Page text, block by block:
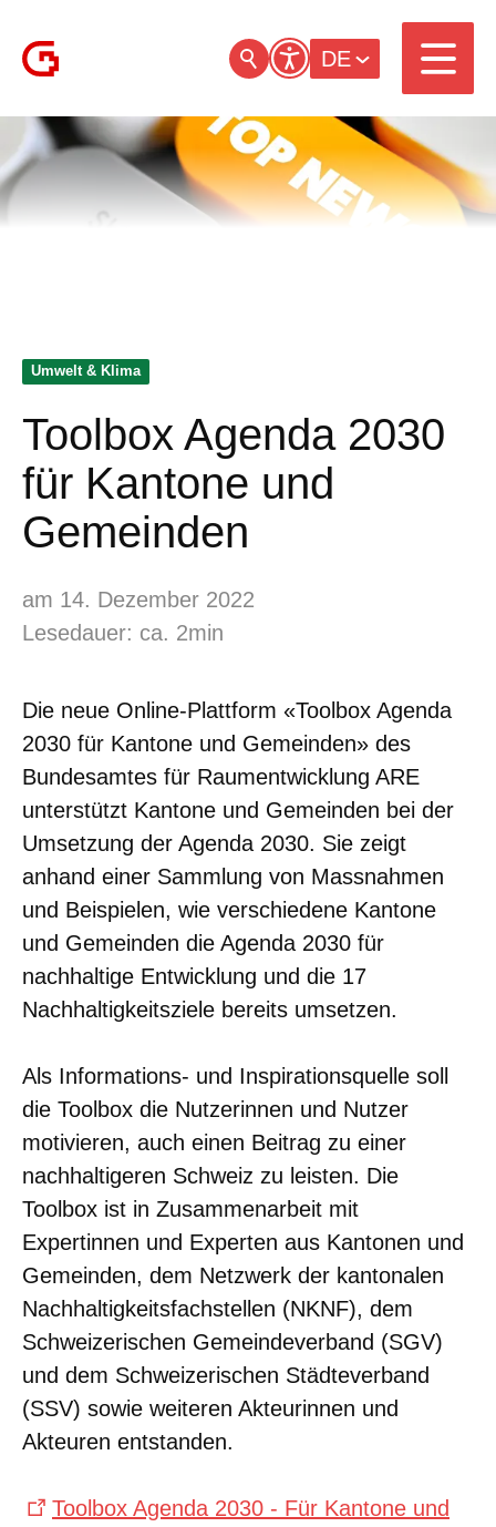
DE
Umwelt & Klima
Toolbox Agenda 2030
für Kantone und
Gemeinden
am 14. Dezember 2022
Lesedauer: ca. 2min
Die neue Online-Plattform «Toolbox Agenda
2030 für Kantone und Gemeinden» des
Bundesamtes für Raumentwicklung ARE
unterstützt Kantone und Gemeinden bei der
Umsetzung der Agenda 2030. Sie zeigt
anhand einer Sammlung von Massnahmen
und Beispielen, wie verschiedene Kantone
und Gemeinden die Agenda 2030 für
nachhaltige Entwicklung und die 17
Nachhaltigkeitsziele bereits umsetzen.
Als Informations- und Inspirationsquelle soll
die Toolbox die Nutzerinnen und Nutzer
motivieren, auch einen Beitrag zu einer
nachhaltigeren Schweiz zu leisten. Die
Toolbox ist in Zusammenarbeit mit
Expertinnen und Experten aus Kantonen und
Gemeinden, dem Netzwerk der kantonalen
Nachhaltigkeitsfachstellen (NKNF), dem
Schweizerischen Gemeindeverband (SGV)
und dem Schweizerischen Städteverband
(SSV) sowie weiteren Akteurinnen und
Akteuren entstanden.
Toolbox Agenda 2030 - Für Kantone und